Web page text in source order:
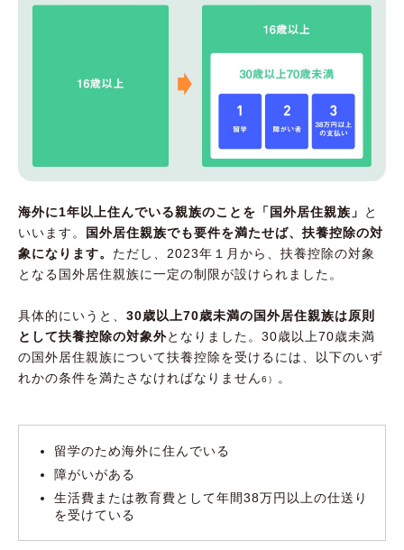
海外に1年以上住んでいる親族のことを「国外居住親族」
と
いいます。
国外居住親族でも要件を満たせば、扶養控除の対
象になります。 ただし、2023年１月から、扶養控除の対象
となる国外居住親族に一定の制限が設けられました。
具体的にいうと、 30歳以上70歳未満の国外居住親族は原則
として扶養控除の対象外となりました。30歳以上70歳未満
の国外居住親族について扶養控除を受けるには、以下のいず
れかの条件を満たさなければなりません6） 。
留学のため海外に住んでいる
障がいがある
生活費または教育費として年間38万円以上の仕送り
を受けている